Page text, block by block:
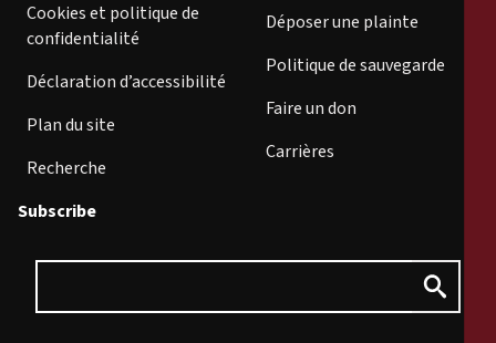
Cookies et politique de
confidentialité
Déclaration d’accessibilité
Plan du site
Recherche
Déposer une plainte
Politique de sauvegarde
Faire un don
Carrières
Subscribe